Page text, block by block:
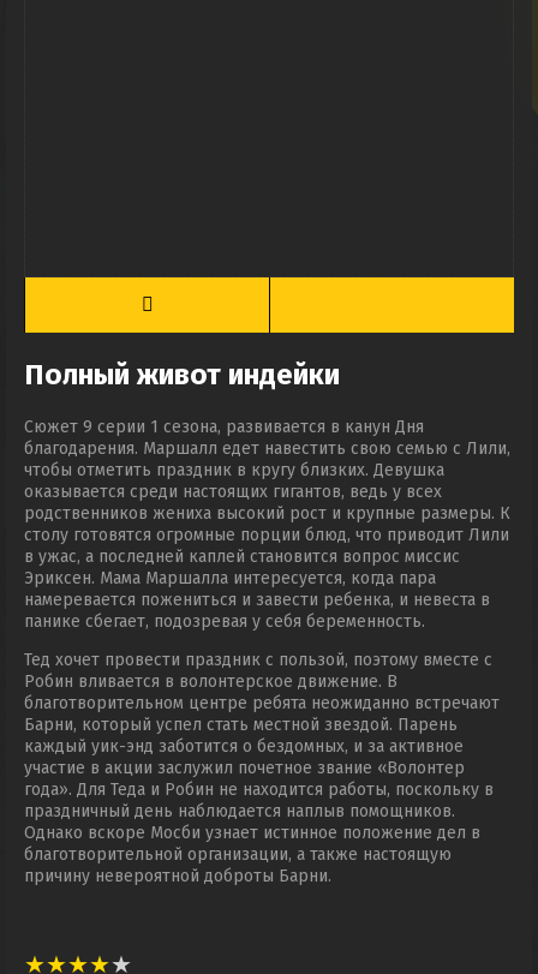
Полный живот индейки
Сюжет 9 серии 1 сезона, развивается в канун Дня
благодарения. Маршалл едет навестить свою семью с Лили,
чтобы отметить праздник в кругу близких. Девушка
оказывается среди настоящих гигантов, ведь у всех
родственников жениха высокий рост и крупные размеры. К
столу готовятся огромные порции блюд, что приводит Лили
в ужас, а последней каплей становится вопрос миссис
Эриксен. Мама Маршалла интересуется, когда пара
намеревается пожениться и завести ребенка, и невеста в
панике сбегает, подозревая у себя беременность.
Тед хочет провести праздник с пользой, поэтому вместе с
Робин вливается в волонтерское движение. В
благотворительном центре ребята неожиданно встречают
Барни, который успел стать местной звездой. Парень
каждый уик-энд заботится о бездомных, и за активное
участие в акции заслужил почетное звание «Волонтер
года». Для Теда и Робин не находится работы, поскольку в
праздничный день наблюдается наплыв помощников.
Однако вскоре Мосби узнает истинное положение дел в
благотворительной организации, а также настоящую
причину невероятной доброты Барни.